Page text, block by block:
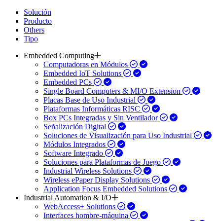
Solución
Producto
Others
Tipo
Embedded Computing
Computadoras en Módulos
Embedded IoT Solutions
Embedded PCs
Single Board Computers & MI/O Extension
Placas Base de Uso Industrial
Plataformas Informáticas RISC
Box PCs Integradas y Sin Ventilador
Señalización Digital
Soluciones de Visualización para Uso Industrial
Módulos Integrados
Software Integrado
Soluciones para Plataformas de Juego
Industrial Wireless Solutions
Wireless ePaper Display Solutions
Application Focus Embedded Solutions
Industrial Automation & I/O
WebAccess+ Solutions
Interfaces hombre-máquina